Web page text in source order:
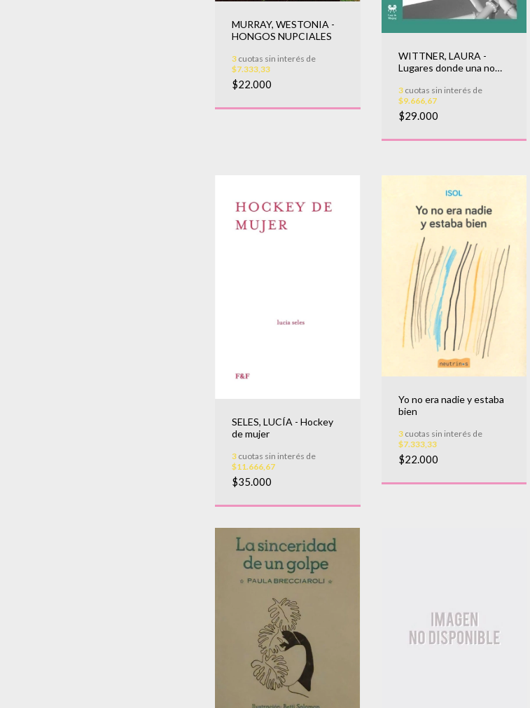
MURRAY, WESTONIA -
HONGOS NUPCIALES
3 cuotas sin interés de
$7.333,33
$22.000
WITTNER, LAURA -
Lugares donde una no
2016)
3cuotas sin interés de
$9.666,67
$29.000
SELES, LUCÍA - Hockey
de mujer
3 cuotas sin interés de
$11.666,67
$35.000
Yo no era nadie y estaba
bien
3cuotas sin interés de
$7.333,33
$22.000